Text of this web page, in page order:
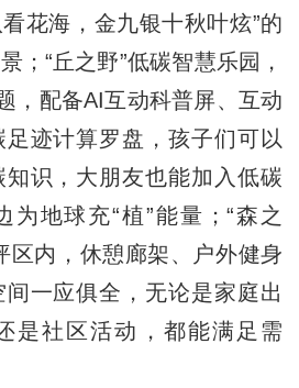
花海，金九银十秋叶炫”的
；“丘之野”低碳智慧乐园，
，配备AI互动科普屏、互动
迹计算罗盘，孩子们可以
识，大朋友也能加入低碳
为地球充“植”能量；“森之
区内，休憩廊架、户外健身
一应俱全，无论是家庭出
是社区活动，都能满足需